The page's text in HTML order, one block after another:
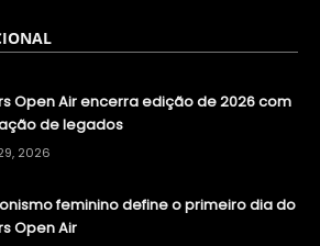
Open Air encerra edição de 2026 com
de legados
2026
feminino define o primeiro dia do
Open Air